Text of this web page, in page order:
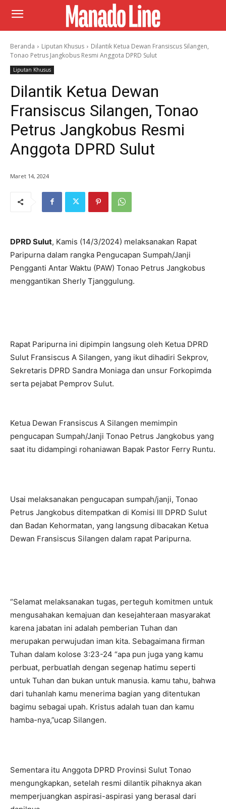
Beranda Liputan Khusus
Dilantik Ketua Dewan Fransiscus Silangen,
Tonao Petrus Jangkobus Resmi Anggota DPRD Sulut
Liputan Khusus
Dilantik Ketua Dewan
Fransiscus Silangen, Tonao
Petrus Jangkobus Resmi
Anggota DPRD Sulut
Maret 14, 2024
DPRD Sulut, Kamis (14/3/2024) melaksanakan Rapat
Paripurna dalam rangka Pengucapan Sumpah/Janji
Pengganti Antar Waktu (PAW) Tonao Petrus Jangkobus
menggantikan Sherly Tjanggulung.
Rapat Paripurna ini dipimpin langsung oleh Ketua DPRD
Sulut Fransiscus A Silangen, yang ikut dihadiri Sekprov,
Sekretaris DPRD Sandra Moniaga dan unsur Forkopimda
serta pejabat Pemprov Sulut.
Ketua Dewan Fransiscus A Silangen memimpin
pengucapan Sumpah/Janji Tonao Petrus Jangkobus yang
saat itu didampingi rohaniawan Bapak Pastor Ferry Runtu.
Usai melaksanakan pengucapan sumpah/janji, Tonao
Petrus Jangkobus ditempatkan di Komisi III DPRD Sulut
dan Badan Kehormatan, yang langsung dibacakan Ketua
Dewan Fransiscus Silangen dalam rapat Paripurna.
“Selamat melaksanakan tugas, perteguh komitmen untuk
mengusahakan kemajuan dan kesejahteraan masyarakat
karena jabatan ini adalah pemberian Tuhan dan
merupakan perwujudan iman kita. Sebagaimana firman
Tuhan dalam kolose 3:23-24 “apa pun juga yang kamu
perbuat, perbuatlah dengan segenap hatimu seperti
untuk Tuhan dan bukan untuk manusia. kamu tahu, bahwa
dari tuhanlah kamu menerima bagian yang ditentukan
bagimu sebagai upah. Kristus adalah tuan dan kamu
hamba-nya,”ucap Silangen.
Sementara itu Anggota DPRD Provinsi Sulut Tonao
mengungkapkan, setelah resmi dilantik pihaknya akan
memperjuangkan aspirasi-aspirasi yang berasal dari